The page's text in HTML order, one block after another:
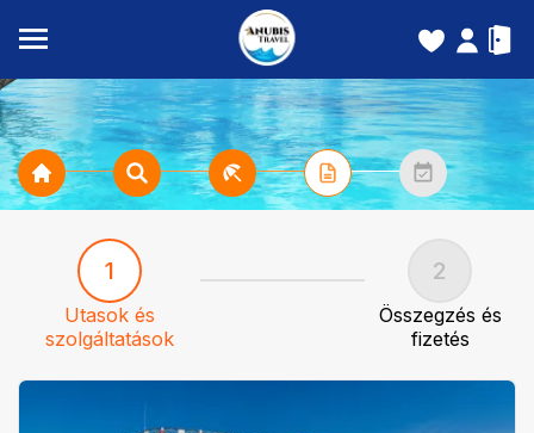
1
Utasok és
szolgáltatások
2
Összegzés és
fizetés